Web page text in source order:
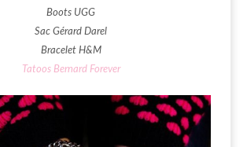
Boots UGG
Sac Gérard Darel
Bracelet H&M
Tatoos Bernard Forever